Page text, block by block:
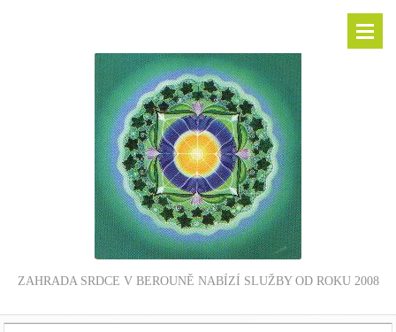
ZAHRADA SRDCE V BEROUNĚ NABÍZÍ SLUŽBY OD ROKU 2008